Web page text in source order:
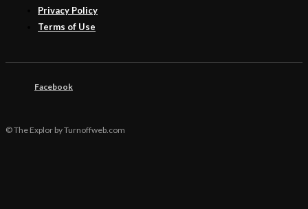
Privacy Policy
Terms of Use
Facebook
© The Explor by Turnoffweb.com